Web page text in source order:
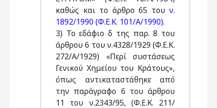
καθώς και το άρθρο 65 του ν.
1892/1990 (Φ.Ε.Κ. 101/Α/1990).
3) Το εδάφιο δ της παρ. 8 του
άρθρου 6 του ν.4328/1929 (Φ.Ε.Κ.
272/Α/1929) «Περί συστάσεως
Γενικού Χημείου του Κράτους»,
όπως αντικαταστάθηκε από
την παράγραφο 6 του άρθρου
11 του ν.2343/95, (Φ.Ε.Κ. 211/